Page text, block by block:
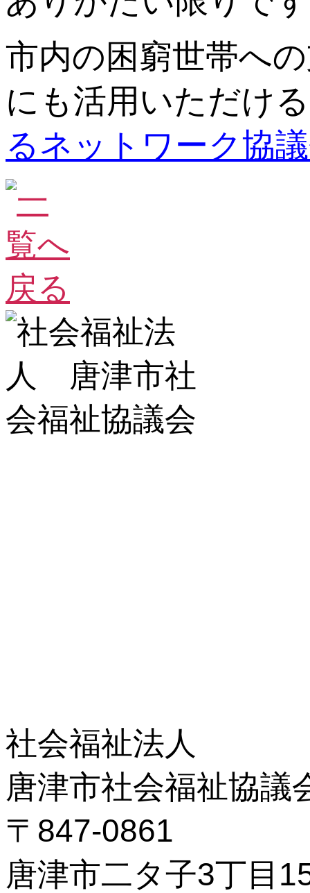
市内の困窮世帯へ
にも活用いただけ
るネットワーク協
社会福祉法人
唐津市社会福祉協議
〒847-0861
唐津市二タ子3丁目